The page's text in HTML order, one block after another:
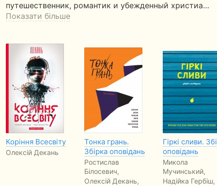
путешественник, романтик и убежденный христиа…
Показати більше
Коріння Всесвіту
Олексій Декань
Тонка грань.
Збірка оповідань
Ростислав
Білосевич,
Олексій Декань,
Гіркі сливи.
оповідань
Микола
Мучинський,
Надійка Гербіш,